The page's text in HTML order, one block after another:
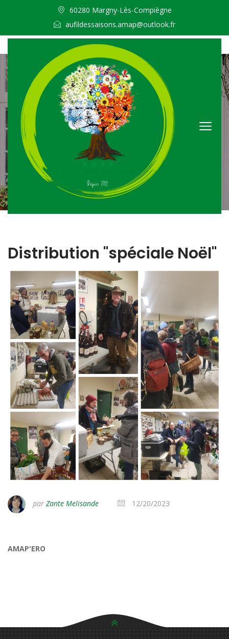
60280 Margny-Lès-Compiègne
aufildessaisons.amap@outlook.fr
Actus
Accueil /Actualités
Distribution "spéciale Noël"
par Zante Melisande 12/20/2023
AMAP'ERO